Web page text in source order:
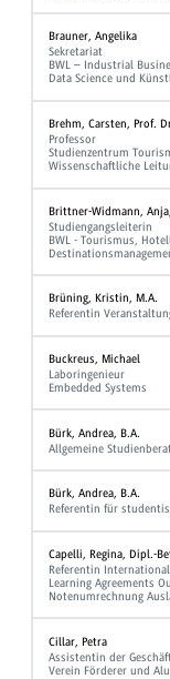
Brauner, Angelika
Sekretariat
BWL – Industrial
Data Science und
Brehm, Carsten, Prof.
Professor
Studienzentrum
Wissenschaftliche
Brittner-Widmann,
Studiengangsleiterin
BWL - Tourismus,
Brüning, Kristin, M.A.
Referentin
Buckreus, Michael
Laboringenieur
Embedded Systems
Bürk, Andrea, B.A.
Allgemeine
Bürk, Andrea, B.A.
Referentin für
Capelli, Regina, Dipl.-
Referentin
Learning Agreements
Notenumrechnung
Cillar, Petra
Assistentin der
Verein Förderer und